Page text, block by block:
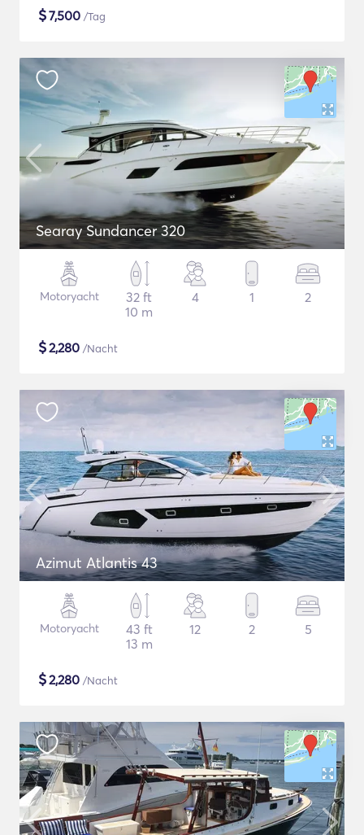
$7,500 /Tag
Searay Sundancer 320
Motoryacht
32 ft
10 m
4 1 2
$2,280 /Nacht
Azimut Atlantis 43
Motoryacht
43 ft
13 m
12 2 5
$2,280 /Nacht